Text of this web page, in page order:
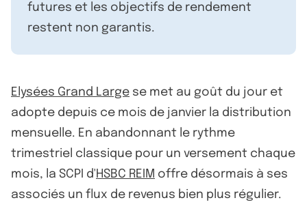
futures et les objectifs de rendement
restent non garantis.
Elysées Grand Large se met au goût du jour et
adopte depuis ce mois de janvier la distribution
mensuelle. En abandonnant le rythme
trimestriel classique pour un versement chaque
mois, la SCPI d'HSBC REIM offre désormais à ses
associés un flux de revenus bien plus régulier.